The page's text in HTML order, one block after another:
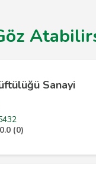
Sanayi
0.0 (0)